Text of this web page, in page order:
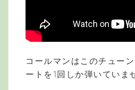
コールマンはこのチュー
ートを1回しか弾いていま